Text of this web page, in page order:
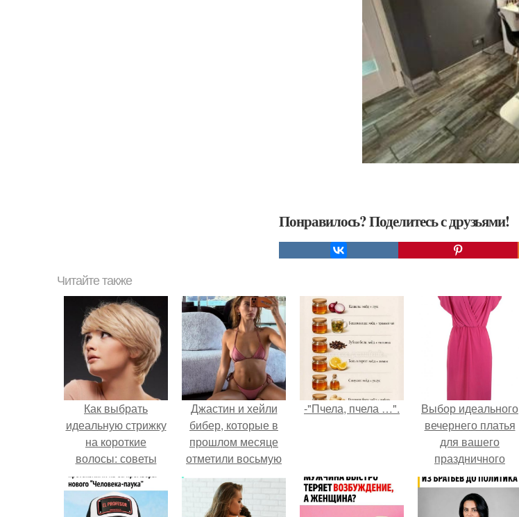
Понравилось? Поделитесь с друзьями!
Читайте также
Как выбрать
идеальную стрижку
на короткие
волосы: советы
стилиста
Джастин и хейли
бибер, которые в
прошлом месяце
отметили восьмую
годовщину
помолвки, показали
новые фото с
-"Пчела, пчела …".
Выбор идеального
вечернего платья
для вашего
праздничного
мероприятия